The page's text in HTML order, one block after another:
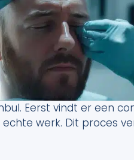
Eerst vindt er een
werk. Dit proces